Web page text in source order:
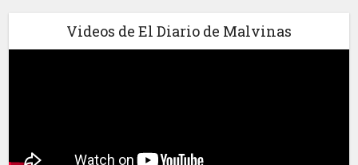
Videos de El Diario de Malvinas